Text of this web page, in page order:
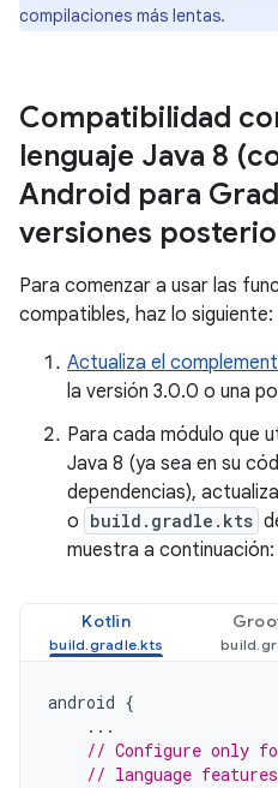
compilaciones más lentas.
Compatibilidad
lenguaje Java 8
Android para
versiones
Para comenzar a usar las
compatibles, haz lo siguiente:
Actualiza el
la versión 3.0.0 o una
Para cada módulo que
Java 8 (ya sea en su
dependencias),
o build.gradle.kts
muestra a continuación:
Kotlin
android {
...
// Configure only
// language